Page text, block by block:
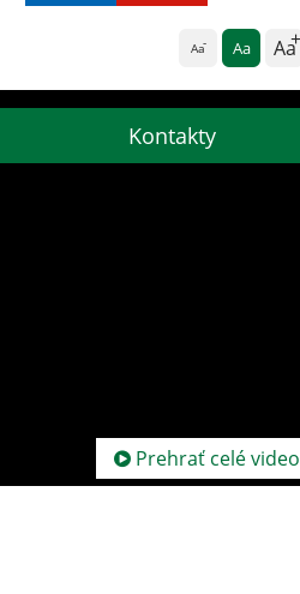
Aa Aa Aa
Kontakty
Prehrať celé video